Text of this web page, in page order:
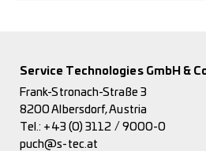
Service Technologies GmbH &
Frank-Stronach-Straße 3
8200 Albersdorf, Austria
Tel.: +43 (0) 3112 / 9000-0
puch@s-tec.at